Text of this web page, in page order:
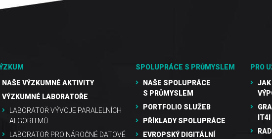
NAŠE VÝZKUMNÉ AKTIVITY
VÝZKUMNÉ LABORATOŘE
LABORATOŘ VÝVOJE PARALELNÍCH
ALGORITMŮ
LABORATOŘ PRO NÁROČNÉ DATOVÉ
SPOLUPRÁCE S PRŮMYSLEM
NAŠE SPOLUPRÁCE
S PRŮMYSLEM
PORTFOLIO SLUŽEB
PŘÍKLADY SPOLUPRÁCE
EVROPSKÝ DIGITÁLNÍ
PRO
IT4I